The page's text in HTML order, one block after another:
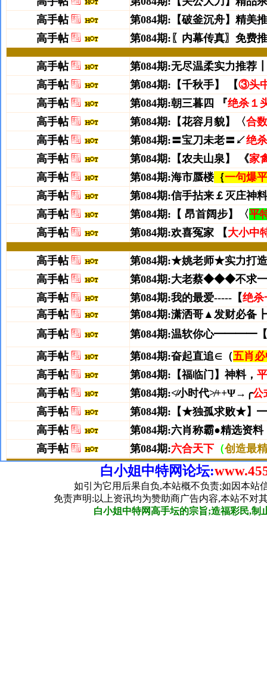
白小姐中特网论坛:
如引为它用后果自负,本站概不负责;如因本站
免责声明:以上资讯均为赞助商广告内容,本站不对
白小姐中特网高手坛的宗旨;造福彩民,制